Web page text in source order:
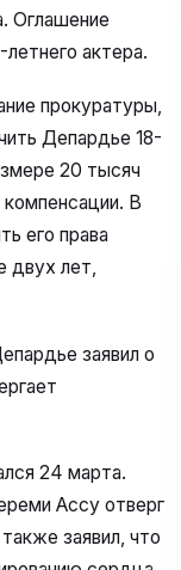
Оглашение
актера.
прокуратуры,
Депардье 18-
20 тысяч
В
его права
двух лет,
заявил о
24 марта.
Ассу отверг
заявил, что